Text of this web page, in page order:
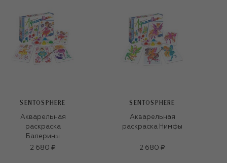
SENTOSPHERE
Акварельная
раскраска
Балерины
2 680 ₽
SENTOSPHERE
Акварельная
раскраска Нимфы
2 680 ₽